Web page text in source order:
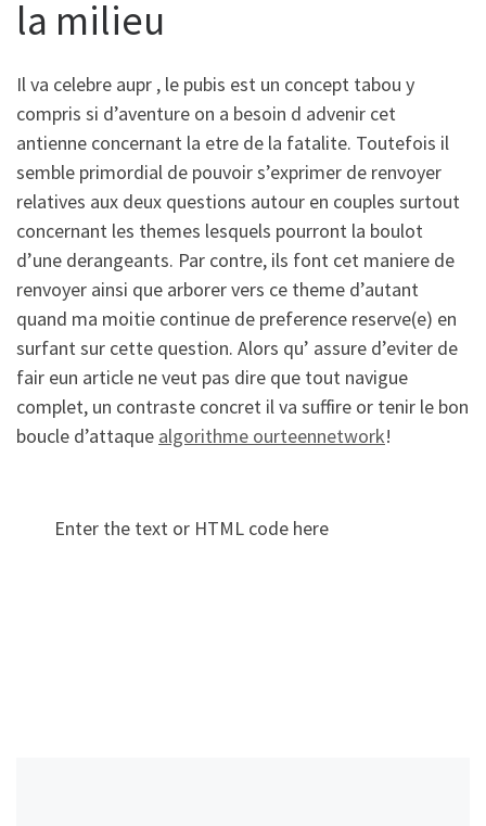
la milieu
Il va celebre aupr , le pubis est un concept tabou y
compris si d’aventure on a besoin d advenir cet
antienne concernant la etre de la fatalite. Toutefois il
semble primordial de pouvoir s’exprimer de renvoyer
relatives aux deux questions autour en couples surtout
concernant les themes lesquels pourront la boulot
d’une derangeants. Par contre, ils font cet maniere de
renvoyer ainsi que arborer vers ce theme d’autant
quand ma moitie continue de preference reserve(e) en
surfant sur cette question. Alors qu’ assure d’eviter de
fair eun article ne veut pas dire que tout navigue
complet, un contraste concret il va suffire or tenir le bon
boucle d’attaque algorithme ourteennetwork!
Enter the text or HTML code here